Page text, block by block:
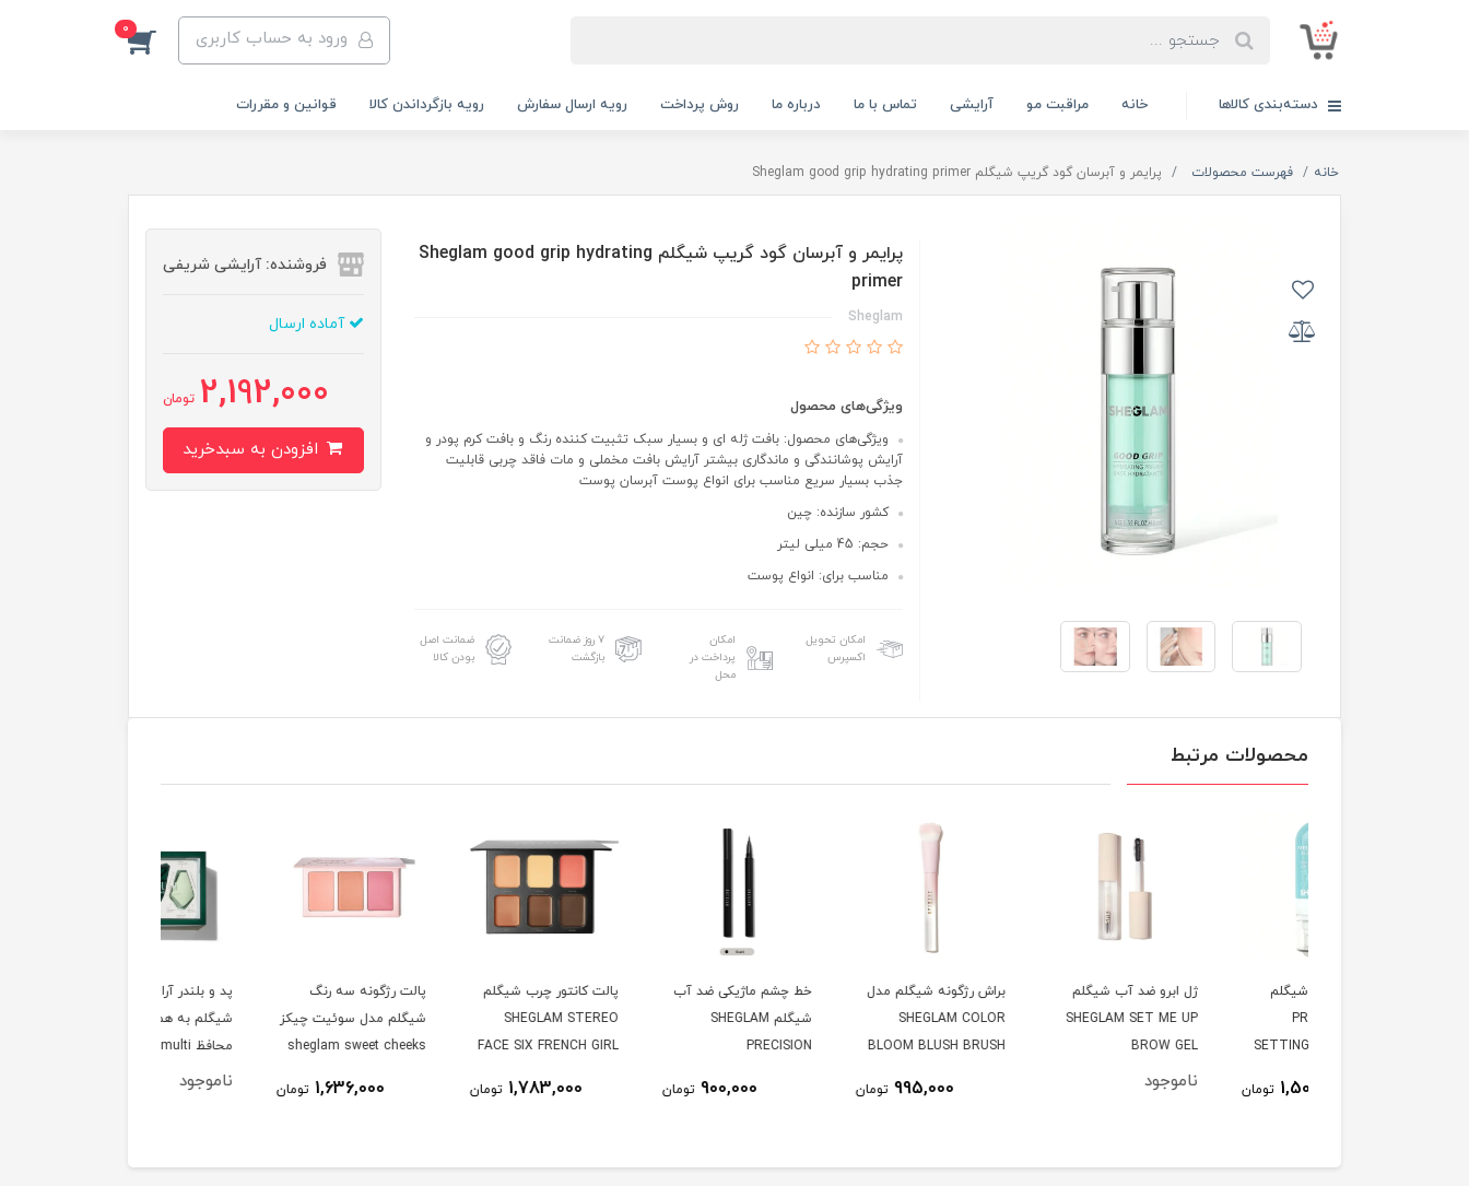
ورود به حساب کاربری 0
دسته‌بندی کالاها خانه مراقبت مو آرایشی تماس با ما درباره ما روش پرداخت رویه ارسال سفارش رویه‌ بازگرداندن کالا قوانین و مقررات
خانه فهرست محصولات پرایمر و آبرسان گود گریپ شیگلم Sheglam good grip hydrating primer
پرایمر و آبرسان گود گریپ شیگلم Sheglam good grip hydrating
primer
Sheglam
ویژگی‌های محصول
ویژگی‌های محصول: بافت ژله ای و بسیار سبک تثبیت کننده رنگ و بافت کرم پودر و
آرایش پوشانندگی و ماندگاری بیشتر آرایش بافت مخملی و مات فاقد چربی قابلیت
جذب بسیار سریع مناسب برای انواع پوست آبرسان پوست
کشور سازنده: چین
حجم: 45 میلی لیتر
مناسب برای: انواع پوست
امکان تحویل
اکسپرس
امکان
پرداخت در
محل
۷ روز ضمانت
بازگشت
ضمانت اصل
بودن کالا
فروشنده: آرایشی شریفی
آماده ارسال
2,192,000 تومان
محصولات مرتبط
ژل ابرو ضد آب شیگلم
SHEGLAM SET ME UP
BROW GEL
ناموجود
براش رژگونه شیگلم مدل
SHEGLAM COLOR
BLOOM BLUSH BRUSH
تومان
خط چشم ماژیکی ضد آب
شیگلم SHEGLAM
PRECISION
EYELINER
پالت کانتور چرب شیگلم
SHEGLAM STEREO
FACE SIX FRENCH GIRL
1,783,000 تومان
پالت رژگونه سه رنگ
شیگلم مدل سوئیت چیکز
sheglam sweet cheeks
1,636,000 تومان
پد و بلندر آرایشی چند کاره
شیگلم به همراه قاب
محافظ sheglam multi
faceted makeup sponge
ناموجود